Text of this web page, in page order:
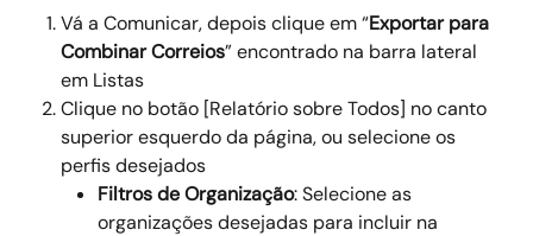
Vá a Comunicar, depois clique em “Exportar para
Combinar Correios” encontrado na barra lateral
em Listas
Clique no botão [Relatório sobre Todos] no canto
superior esquerdo da página, ou selecione os
perfis desejados
Filtros de Organização: Selecione as
organizações desejadas para incluir na